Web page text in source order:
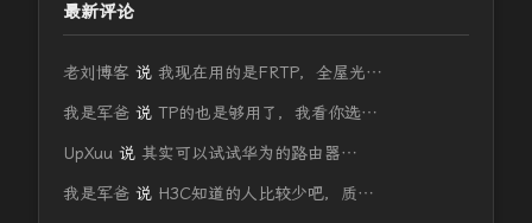
最新评论
老刘博客 说 我现在用的是FRTP，全屋光…
我是军爸 说 TP的也是够用了，我看你选…
UpXuu 说 其实可以试试华为的路由器…
我是军爸 说 H3C知道的人比较少吧，质…